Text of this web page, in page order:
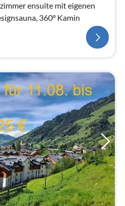
ensuite mit eigenen
360° Kamin